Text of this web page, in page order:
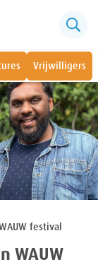
Vrijwilligers
festival
WAUW
Sluiten